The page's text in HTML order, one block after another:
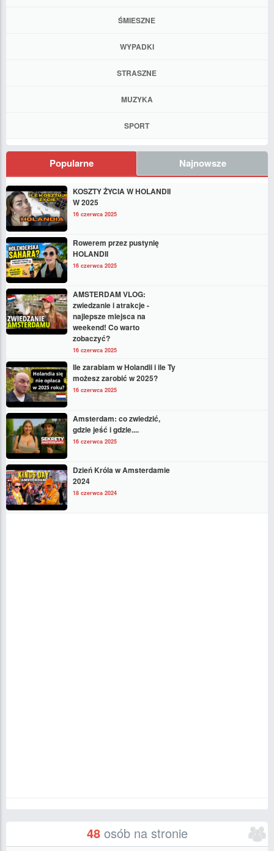
ŚMIESZNE
WYPADKI
STRASZNE
MUZYKA
SPORT
Popularne Najnowsze
KOSZTY ŻYCIA W HOLANDII
W 2025
16 czerwca 2025
Rowerem przez pustynię
HOLANDII
16 czerwca 2025
AMSTERDAM VLOG:
zwiedzanie i atrakcje -
najlepsze miejsca na
weekend! Co warto
zobaczyć?
16 czerwca 2025
Ile zarabiam w Holandii i ile Ty
możesz zarobić w 2025?
16 czerwca 2025
Amsterdam: co zwiedzić,
gdzie jeść i gdzie....
16 czerwca 2025
Dzień Króla w Amsterdamie
2024
18 czerwca 2024
48osób na stronie